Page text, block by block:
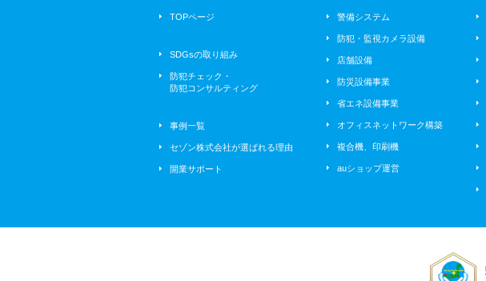
久しぶりの到津の森動物園🦒🦝
2026/05/25
🌹春のバラフェア2026🌹 ～ナ
イトローズガーデン～
⛩️宮地嶽神社 菖蒲まつり
2026/05/21
TOPページ
SDGsの取り組み
防犯チェック・
防犯コンサルティング
事例一覧
セゾン株式会社が選ばれる理由
開業サポート
警備システム
防犯・監視カメラ設備
店舗設備
防災設備事業
省エネ設備事業
オフィスネットワーク構築
複合機、印刷機
auショップ運営